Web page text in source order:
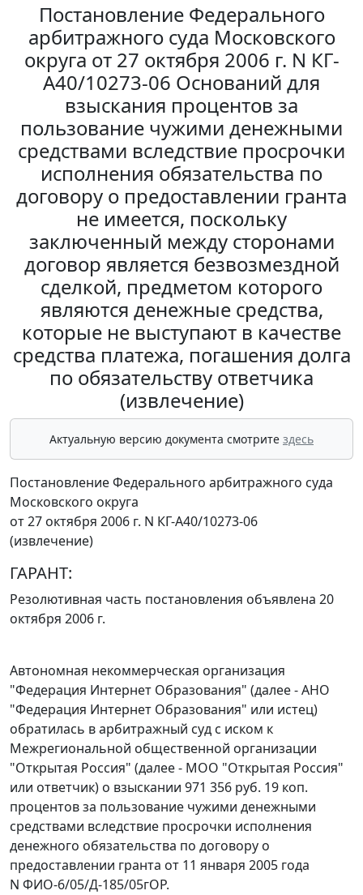
Постановление Федерального
арбитражного суда Московского
округа от 27 октября 2006 г. N КГ-
А40/10273-06 Оснований для
взыскания процентов за
пользование чужими денежными
средствами вследствие просрочки
исполнения обязательства по
договору о предоставлении гранта
не имеется, поскольку
заключенный между сторонами
договор является безвозмездной
сделкой, предметом которого
являются денежные средства,
которые не выступают в качестве
средства платежа, погашения долга
по обязательству ответчика
(извлечение)
Актуальную версию документа смотрите здесь
Постановление Федерального арбитражного суда
Московского округа
от 27 октября 2006 г. N КГ-А40/10273-06
(извлечение)
ГАРАНТ:
Резолютивная часть постановления объявлена 20
октября 2006 г.
Автономная некоммерческая организация
"Федерация Интернет Образования" (далее - АНО
"Федерация Интернет Образования" или истец)
обратилась в арбитражный суд с иском к
Межрегиональной общественной организации
"Открытая Россия" (далее - МОО "Открытая Россия"
или ответчик) о взыскании 971 356 руб. 19 коп.
процентов за пользование чужими денежными
средствами вследствие просрочки исполнения
денежного обязательства по договору о
предоставлении гранта от 11 января 2005 года
N ФИО-6/05/Д-185/05гОР.